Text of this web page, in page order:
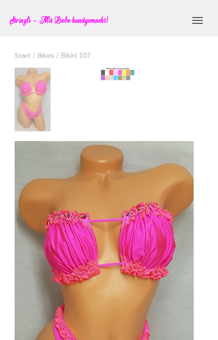
Stringli – Mit Liebe handgemacht!
Toggle
Start / Bikini / Bikini 107